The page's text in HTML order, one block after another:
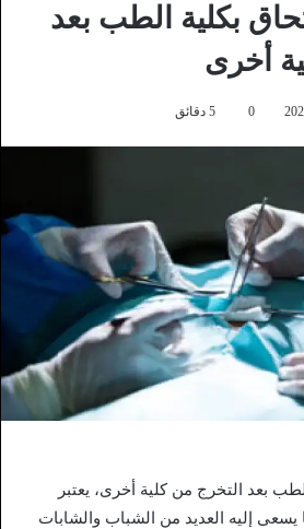
بكلية الطب بعد
أخرى
0
بعد التخرج من كلية أخرى، يعتبر
يسعى إليه العديد من الشباب والشابات